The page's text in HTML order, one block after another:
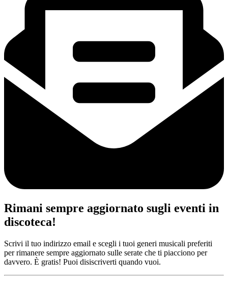
Rimani sempre aggiornato sugli eventi in
discoteca!
Scrivi il tuo indirizzo email e scegli i tuoi generi musicali preferiti
per rimanere sempre aggiornato sulle serate che ti piacciono per
davvero. È gratis! Puoi disiscriverti quando vuoi.